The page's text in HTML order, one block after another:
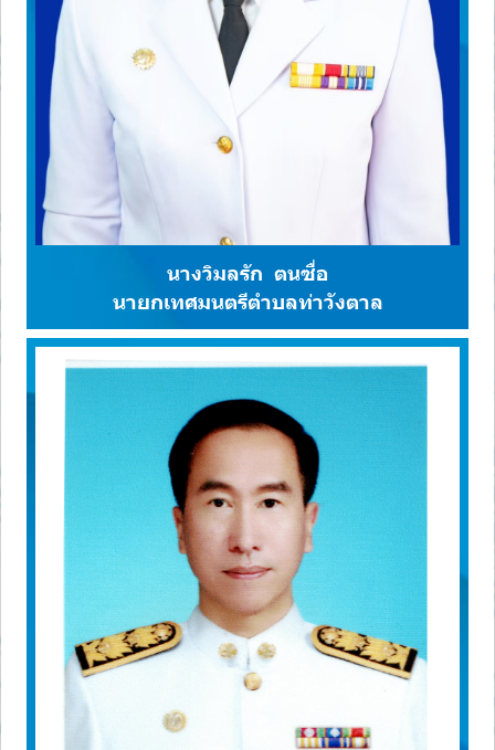
นางวิมลรัก ตนซื่อ
นายกเทศมนตรีตำบลท่าวังตาล